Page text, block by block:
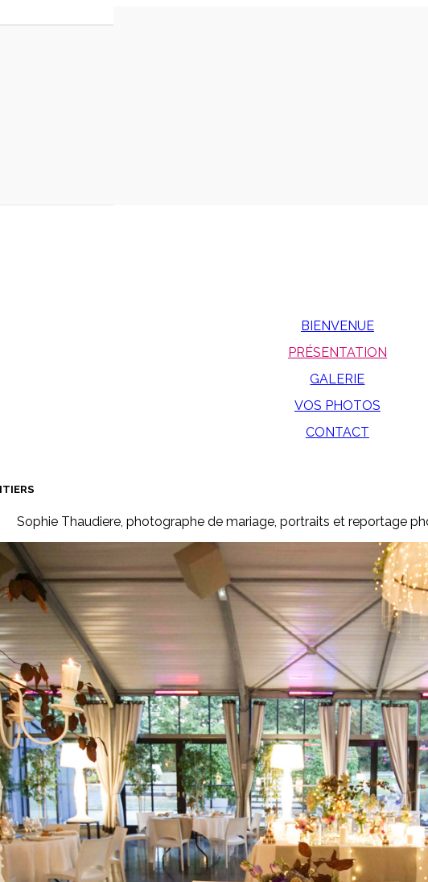
BIENVENUE
PRÉSENTATION
GALERIE
VOS PHOTOS
CONTACT
Sophie Thaudiere, photographe de mariage, portraits et reportage